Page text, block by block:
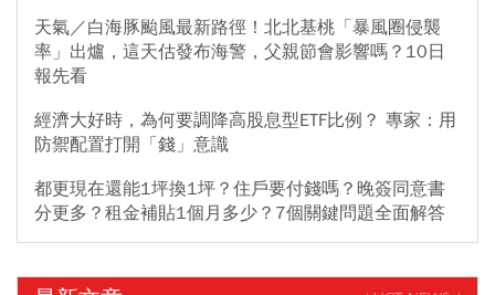
天氣／白海豚颱風最新路徑！北北基桃「暴風圈侵襲
率」出爐，這天估發布海警，父親節會影響嗎？10日
報先看
經濟大好時，為何要調降高股息型ETF比例？ 專家：用
防禦配置打開「錢」意識
都更現在還能1坪換1坪？住戶要付錢嗎？晚簽同意書
分更多？租金補貼1個月多少？7個關鍵問題全面解答